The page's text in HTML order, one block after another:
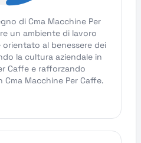
di Cma Macchine Per
un ambiente di lavoro
orientato al benessere dei
la cultura aziendale in
Caffe e rafforzando
Macchine Per Caffe.